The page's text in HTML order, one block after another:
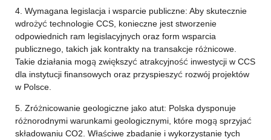
4. Wymagana legislacja i wsparcie publiczne: Aby skutecznie
wdrożyć technologie CCS, konieczne jest stworzenie
odpowiednich ram legislacyjnych oraz form wsparcia
publicznego, takich jak kontrakty na transakcje różnicowe.
Takie działania mogą zwiększyć atrakcyjność inwestycji w CCS
dla instytucji finansowych oraz przyspieszyć rozwój projektów
w Polsce.
5. Zróżnicowanie geologiczne jako atut: Polska dysponuje
różnorodnymi warunkami geologicznymi, które mogą sprzyjać
składowaniu CO2. Właściwe zbadanie i wykorzystanie tych